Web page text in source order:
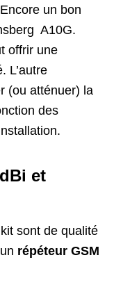
un bon
A10G.
offrir une
L’autre
(ou atténuer) la
des
et
sont de qualité
répéteur GSM